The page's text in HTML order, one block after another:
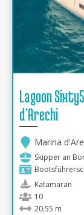
Lagoon
d'Arechi
Marina
Skipper an
Katamaran
10
20.55 m